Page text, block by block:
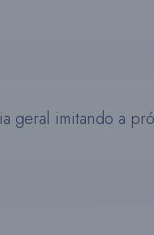
geral imitando a